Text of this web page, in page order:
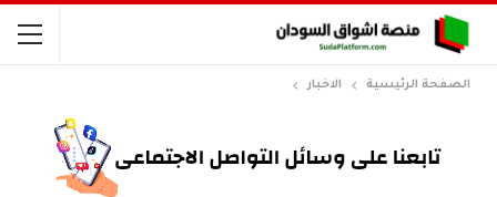
الصفحة الرئيسية الاخبار